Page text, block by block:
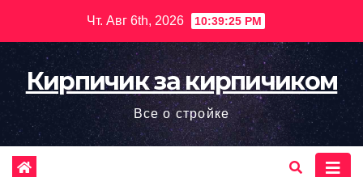
содержимому
Чт. Авг 6th, 2026 10:39:26 PM
Кирпичик за кирпичиком
Все о стройке